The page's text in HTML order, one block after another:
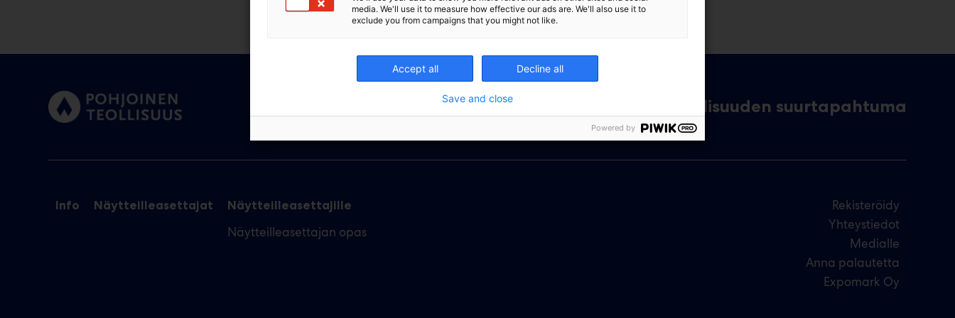
Teollisuuden suurtapahtuma
Info Näytteilleasettajat Näytteilleasettajille
Näytteilleasettajan opas
Rekisteröidy
Yhteystiedot
Medialle
Anna palautetta
Expomark Oy
media. We'll use it to measure how effective our ads are. We'll also use it to
exclude you from campaigns that you might not like.
Accept all Decline all
Save and close
Powered by